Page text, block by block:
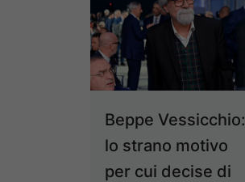
Beppe Vessicchio:
lo strano motivo
per cui decise di